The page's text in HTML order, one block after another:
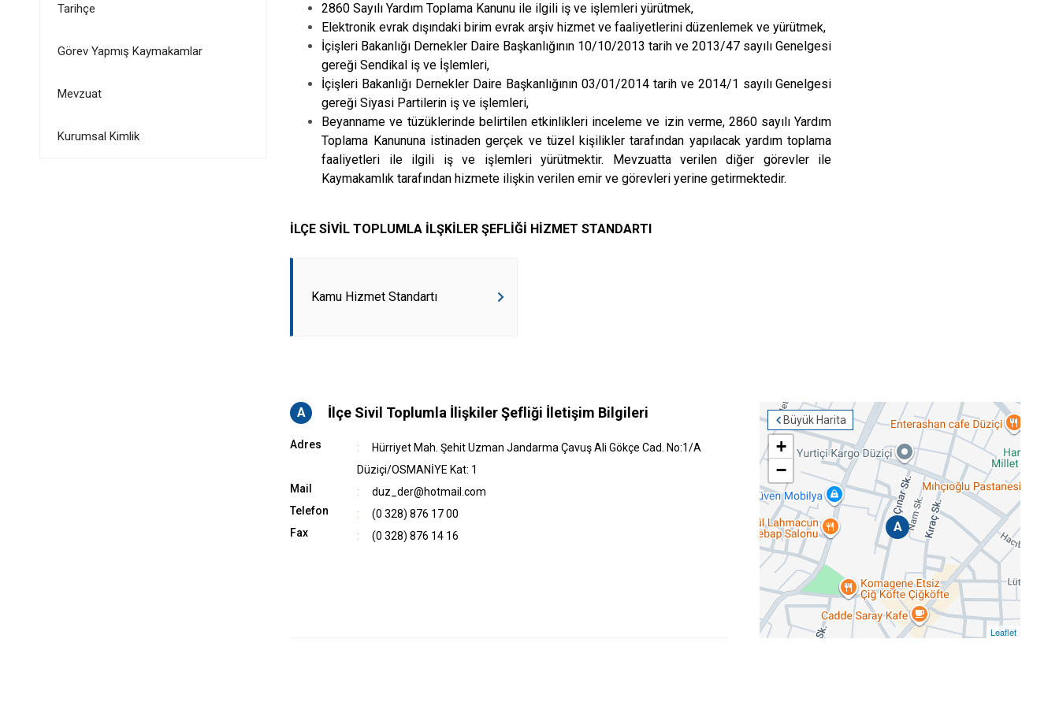
Sumbas
Toprakkale
Tarihçe
Görev Yapmış Kaymakamlar
Mevzuat
Kurumsal Kimlik
2860 Sayılı Yardım Toplama Kanunu ile ilgili iş ve işlemleri yürütmek,
Elektronik evrak dışındaki birim evrak arşiv hizmet ve faaliyetlerini düzenlemek ve yürütmek,
İçişleri Bakanlığı Dernekler Daire Başkanlığının 10/10/2013 tarih ve 2013/47 sayılı Genelgesi
gereği Sendikal iş ve İşlemleri,
İçişleri Bakanlığı Dernekler Daire Başkanlığının 03/01/2014 tarih ve 2014/1 sayılı Genelgesi
gereği Siyasi Partilerin iş ve işlemleri,
Beyanname ve tüzüklerinde belirtilen etkinlikleri inceleme ve izin verme, 2860 sayılı Yardım
Toplama Kanununa istinaden gerçek ve tüzel kişilikler tarafından yapılacak yardım toplama
faaliyetleri ile ilgili iş ve işlemleri yürütmektir. Mevzuatta verilen diğer görevler ile
Kaymakamlık tarafından hizmete ilişkin verilen emir ve görevleri yerine getirmektedir.
İLÇE SİVİL TOPLUMLA İLŞKİLER ŞEFLİĞİ HİZMET STANDARTI
Kamu Hizmet Standartı
Büyük Harita
A
+
−
Leaflet
A İlçe Sivil Toplumla İlişkiler Şefliği İletişim Bilgileri
Adres
Hürriyet Mah. Şehit Uzman Jandarma Çavuş Ali Gökçe Cad. No:1/A
Düziçi/OSMANİYE Kat: 1
Mail
duz_der@hotmail.com
Telefon
(0 328) 876 17 00
Fax
(0 328) 876 14 16